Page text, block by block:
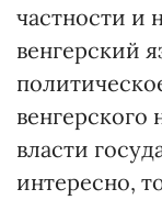
частности и
венгерский
венгерского
власти
интересно,